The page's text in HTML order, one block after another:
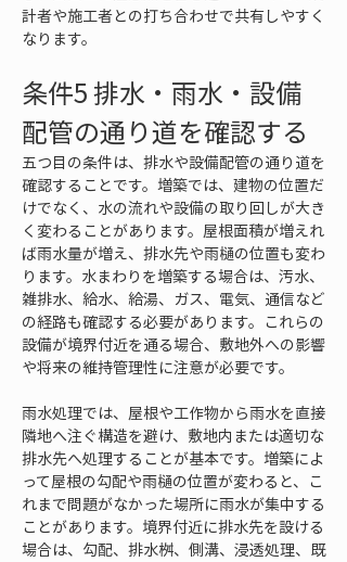
計者や施工者との打ち合わせで共有しやすく
なります。
条件5 排水・雨水・設備
配管の通り道を確認する
五つ目の条件は、排水や設備配管の通り道を
確認することです。増築では、建物の位置だ
けでなく、水の流れや設備の取り回しが大き
く変わることがあります。屋根面積が増えれ
ば雨水量が増え、排水先や雨樋の位置も変わ
ります。水まわりを増築する場合は、汚水、
雑排水、給水、給湯、ガス、電気、通信など
の経路も確認する必要があります。これらの
設備が境界付近を通る場合、敷地外への影響
や将来の維持管理性に注意が必要です。
雨水処理では、屋根や工作物から雨水を直接
隣地へ注ぐ構造を避け、敷地内または適切な
排水先へ処理することが基本です。増築によ
って屋根の勾配や雨樋の位置が変わると、こ
れまで問題がなかった場所に雨水が集中する
ことがあります。境界付近に排水先を設ける
場合は、勾配、排水桝、側溝、浸透処理、既